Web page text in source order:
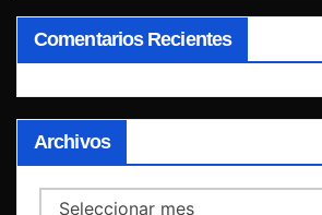
Comentarios Recientes
Archivos
Archivos